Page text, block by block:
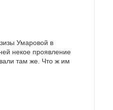
Умаровой в
некое проявление
там же. Что ж им